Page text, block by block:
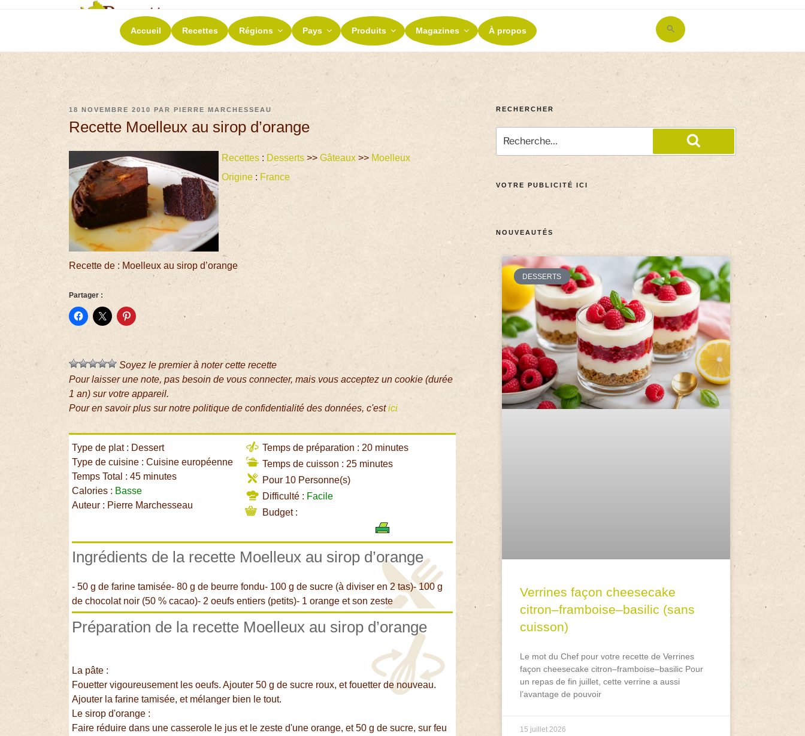
RECETTES ET TERROIRS
La richesse de nos terroirs
Accueil Recettes Régions Pays Produits Magazines À propos
Search
for:
18 NOVEMBRE 2010 PARPIERRE MARCHESSEAU
Recette Moelleux au sirop d’orange
Recettes : Desserts >>Gâteaux >> Moelleux
Origine : France
Recette de : Moelleux au sirop d’orange
Partager :
Soyez le premier à noter cette recette
Pour laisser une note, pas besoin de vous connecter, mais vous acceptez un cookie (durée
1 an) sur votre appareil.
Pour en savoir plus sur notre politique de confidentialité des données, c'estici
Type de plat : Dessert
Type de cuisine : Cuisine européenne
Temps Total : 45 minutes
Calories : Basse
Auteur : Pierre Marchesseau
Temps de préparation : 20 minutes
Temps de cuisson : 25 minutes
Pour 10 Personne(s)
Difficulté : Facile
Budget :
Ingrédients de la recette Moelleux au sirop d’orange
- 50 g de farine tamisée- 80 g de beurre fondu- 100 g de sucre (à diviser en 2 tas)- 100 g
de chocolat noir (50 % cacao)- 2 oeufs entiers (petits)- 1 orange et son zeste
Préparation de la recette Moelleux au sirop d’orange
La pâte :
Fouetter vigoureusement les oeufs. Ajouter 50 g de sucre roux, et fouetter de nouveau.
Ajouter la farine tamisée, et mélanger bien le tout.
Le sirop d'orange :
Faire réduire dans une casserole le jus et le zeste d'une orange, et 50 g de sucre, sur feu
RECHERCHER
VOTRE PUBLICITÉ ICI
NOUVEAUTÉS
DESSERTS
Verrines façon cheesecake
citron–framboise–basilic (sans
cuisson)
Le mot du Chef pour votre recette de Verrines
façon cheesecake citron–framboise–basilic Pour
un repas de fin juillet, cette verrine a aussi
l’avantage de pouvoir
15 juillet 2026